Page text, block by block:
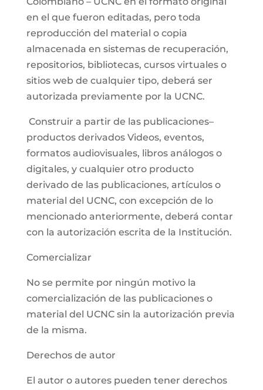
en el que fueron editadas, pero toda
reproducción del material o copia
almacenada en sistemas de recuperación,
repositorios, bibliotecas, cursos virtuales o
sitios web de cualquier tipo, deberá ser
autorizada previamente por la UCNC.
Construir a partir de las publicaciones–
productos derivados Videos, eventos,
formatos audiovisuales, libros análogos o
digitales, y cualquier otro producto
derivado de las publicaciones, artículos o
material del UCNC, con excepción de lo
mencionado anteriormente, deberá contar
con la autorización escrita de la Institución.
Comercializar
No se permite por ningún motivo la
comercialización de las publicaciones o
material del UCNC sin la autorización previa
de la misma.
Derechos de autor
El autor o autores pueden tener derechos